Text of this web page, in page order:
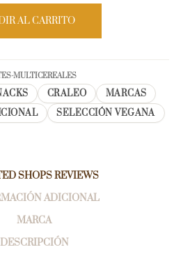
AL CARRITO
MULTICEREALES
CRALEO
MARCAS
SELECCIÓN VEGANA
SHOPS REVIEWS
ADICIONAL
MARCA
DESCRIPCIÓN